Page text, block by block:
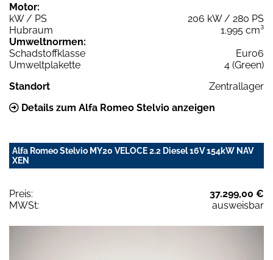
Motor:
kW / PS
206 kW / 280 PS
Hubraum
1.995 cm³
Umweltnormen:
Schadstoffklasse
Euro6
Umweltplakette
4 (Green)
Standort
Zentrallager
Details zum Alfa Romeo Stelvio anzeigen
Alfa Romeo Stelvio MY20 VELOCE 2.2 Diesel 16V 154kW NAV
XEN
Preis:
37.299,00 €
MWSt:
ausweisbar